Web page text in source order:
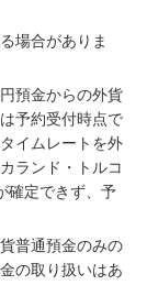
場合がありま
預金からの外貨
予約受付時点で
イムレートを外
ランド・トルコ
確定できず、予
普通預金のみの
の取り扱いはあ